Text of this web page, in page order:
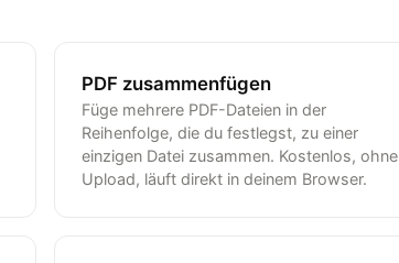
PDF zusammenfügen
Füge mehrere PDF-Dateien in der
Reihenfolge, die du festlegst, zu einer
einzigen Datei zusammen. Kostenlos, ohne
Upload, läuft direkt in deinem Browser.